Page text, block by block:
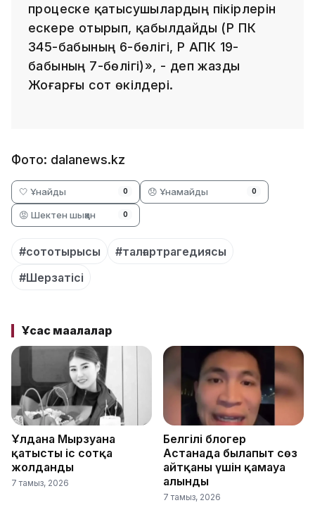
процеске қатысушылардың пікірлерін
ескере отырып, қабылдайды (ҚР ҚПК
345-бабының 6-бөлігі, ҚР АПК 19-
бабының 7-бөлігі)», - деп жазды
Жоғарғы сот өкілдері.
Фото: dalanews.kz
🤍 Ұнайды 0 😞 Ұнамайды 0
😡 Шектен шыққан 0
#сототырысы
#талғартрагедиясы
#Шерзатісі
Ұқсас мақалалар
Ұлдана Мырзуанға
қатысты іс сотқа
жолданды
7 тамыз, 2026
Белгілі блогер
Астанада былапыт сөз
айтқаны үшін қамауға
алынды
7 тамыз, 2026